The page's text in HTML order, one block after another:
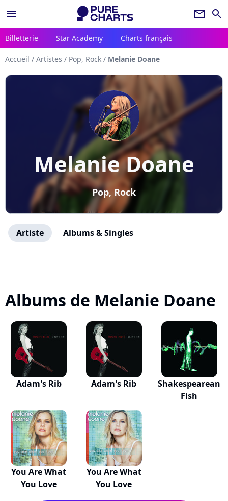
menu newsletter search
Billetterie Star Academy Charts français
Accueil / Artistes / Pop, Rock / Melanie Doane
Melanie Doane
Pop, Rock
Artiste Albums & Singles
Albums de Melanie Doane
Adam's Rib Adam's Rib
Shakespearean
Fish
You Are What
You Love
You Are What
You Love